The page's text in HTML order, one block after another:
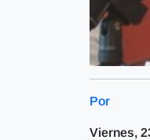
Por
Viernes,